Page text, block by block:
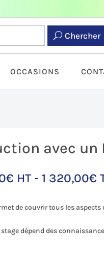
Chercher
OCCASIONS
avec un
€ HT - 1 320,00€
de couvrir tous les aspects
stage dépend des